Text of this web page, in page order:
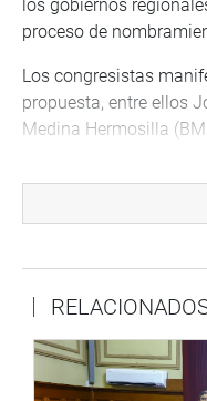
los gobiernos
proceso de
Los congresistas
propuesta, entre ellos
Medina Hermosilla
Antes, congresistas
en el cumplimiento de
de la ciudadanía en
en particular al
Fue durante la
Comisión de